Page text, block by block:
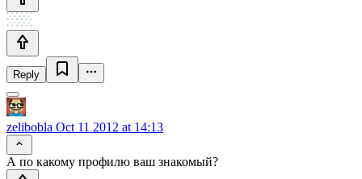
Reply
zelibobla Oct 11 2012 at 14:13
А по какому профилю ваш знакомый?